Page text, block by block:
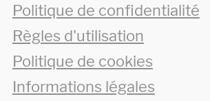
Politique de confidentialité
Règles d'utilisation
Politique de cookies
Informations légales